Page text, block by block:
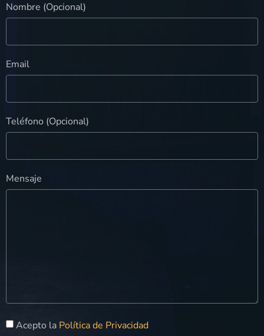
Nombre (Opcional)
Email
Teléfono (Opcional)
Mensaje
Acepto la Política de Privacidad